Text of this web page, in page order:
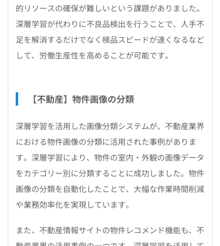
的リソースの確保が難しいという課題がありました。
深層学習が代わりに不良品検出を行うことで、人手不
足を解消するだけでなく検品スピードが速くなるなど
して、労働生産性を高めることが可能です。
【不動産】物件画像の分類
深層学習を活用した画像分類システムが、不動産業界
における物件画像の分類に活用された事例がありま
す。深層学習により、物件の室内・外観の画像データ
をカテゴリー別に分類することに成功しました。物件
画像の分類を自動化したことで、大幅な作業時間削減
や業務効率化を実現しています。
また、不動産情報サイトの物件レコメンド機能も、不